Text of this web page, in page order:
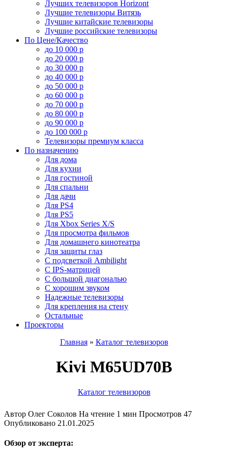
Лучших телевизоров Horizont
Лучшие телевизоры Витязь
Лучшие китайские телевизоры
Лучшие российские телевизоры
По Цене/Качество
до 10 000 р
до 20 000 р
до 30 000 р
до 40 000 р
до 50 000 р
до 60 000 р
до 70 000 р
до 80 000 р
до 90 000 р
до 100 000 р
Телевизоры премиум класса
По назначению
Для дома
Для кухни
Для гостиной
Для спальни
Для дачи
Для PS4
Для PS5
Для Xbox Series X/S
Для просмотра фильмов
Для домашнего кинотеатра
Для защиты глаз
С подсветкой Ambilight
C IPS-матрицей
С большой диагональю
С хорошим звуком
Надежные телевизоры
Для крепления на стену
Остальные
Проекторы
Главная » Каталог телевизоров
Kivi M65UD70B
Каталог телевизоров
Автор Олег Соколов На чтение 1 мин Просмотров 47
Опубликовано 21.01.2025
Обзор от эксперта: